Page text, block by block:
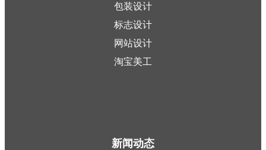
包装设计
标志设计
网站设计
淘宝美工
新闻动态